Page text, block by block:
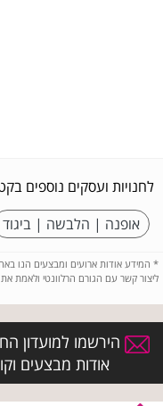
לחנויות ועסקים נוספים
אופנה | הלבשה | ביגוד
* המידע אודות ארועים ומבצעים הנו
ליצור קשר עם הגורם הרלוונטי ולאמת
הירשמו למועדון
אודות מבצעים